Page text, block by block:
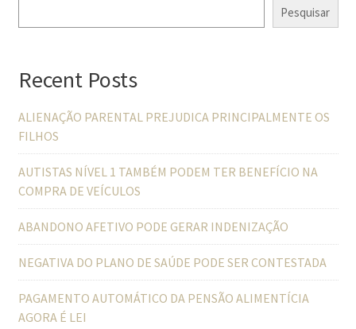
Pesquisar
Recent Posts
ALIENAÇÃO PARENTAL PREJUDICA PRINCIPALMENTE OS
FILHOS
AUTISTAS NÍVEL 1 TAMBÉM PODEM TER BENEFÍCIO NA
COMPRA DE VEÍCULOS
ABANDONO AFETIVO PODE GERAR INDENIZAÇÃO
NEGATIVA DO PLANO DE SAÚDE PODE SER CONTESTADA
PAGAMENTO AUTOMÁTICO DA PENSÃO ALIMENTÍCIA
AGORA É LEI